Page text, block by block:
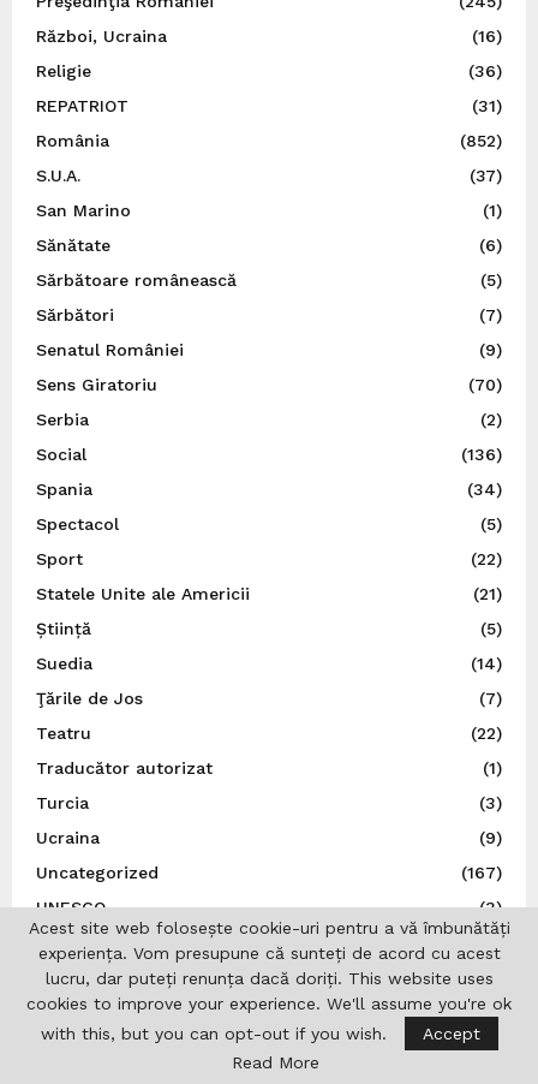
Război, Ucraina
(16)
Religie
(36)
REPATRIOT
(31)
România
(852)
S.U.A.
(37)
San Marino
(1)
Sănătate
(6)
Sărbătoare românească
(5)
Sărbători
(7)
Senatul României
(9)
Sens Giratoriu
(70)
Serbia
(2)
Social
(136)
Spania
(34)
Spectacol
(5)
Sport
(22)
Statele Unite ale Americii
(21)
Știință
(5)
Suedia
(14)
Ţările de Jos
(7)
Teatru
(22)
Traducător autorizat
(1)
Turcia
(3)
Ucraina
(9)
Uncategorized
(167)
UNESCO
(3)
Uniunea Europeană
(16)
Uniunea Ziariștilor Profesioniști din România
(37)
Acest site web folosește cookie-uri pentru a vă îmbunătăți
experiența. Vom presupune că sunteți de acord cu acest
lucru, dar puteți renunța dacă doriți. This website uses
cookies to improve your experience. We'll assume you're ok
with this, but you can opt-out if you wish.
Accept
Read More